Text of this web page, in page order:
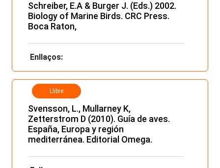
Schreiber, E.A & Burger J. (Eds.) 2002.
Biology of Marine Birds. CRC Press.
Boca Raton,
Enllaços:
Llibre
Svensson, L., Mullarney K,
Zetterstrom D (2010). Guía de aves.
España, Europa y región
mediterránea. Editorial Omega.